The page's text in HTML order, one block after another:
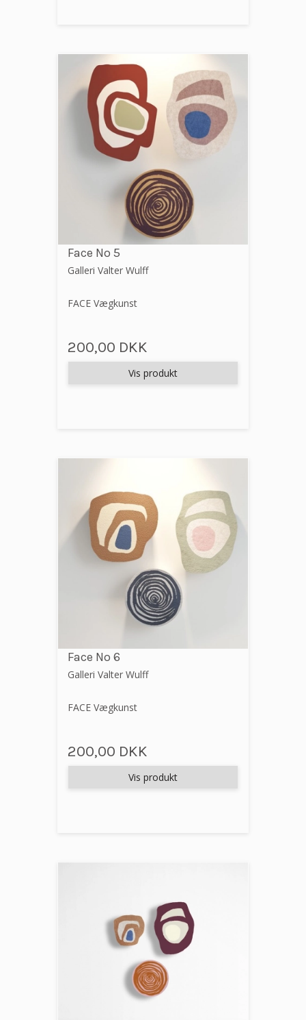
Face No 5
Galleri Valter Wulff
FACE Vægkunst
200,00 DKK
Vis produkt
Face No 6
Galleri Valter Wulff
FACE Vægkunst
200,00 DKK
Vis produkt